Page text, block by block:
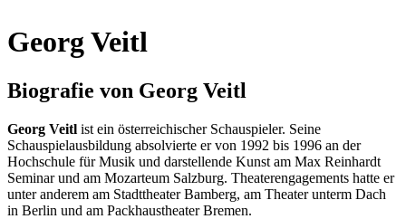
Georg Veitl
Biografie von Georg Veitl
Georg Veitl ist ein österreichischer Schauspieler. Seine
Schauspielausbildung absolvierte er von 1992 bis 1996 an der
Hochschule für Musik und darstellende Kunst am Max Reinhardt
Seminar und am Mozarteum Salzburg. Theaterengagements hatte er
unter anderem am Stadttheater Bamberg, am Theater unterm Dach
in Berlin und am Packhaustheater Bremen.